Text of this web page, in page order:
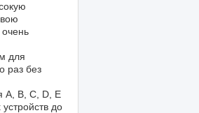
очень
для
раз без
A, B, C, D, E
до